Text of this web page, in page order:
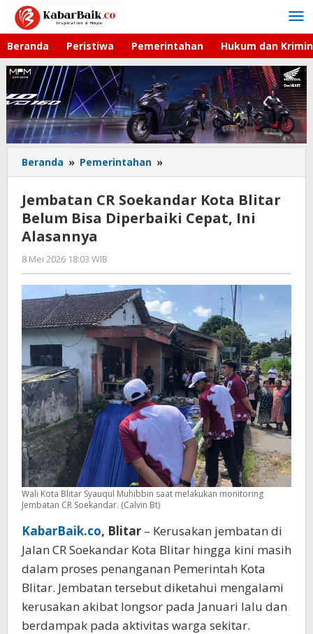
Lewati
konten
Beranda Peristiwa Pemerintahan Hukum dan
Beranda » Pemerintahan »
CR
Soekandar
Kota
Blitar
Alasannya
Jembatan CR Soekandar Kota Blitar
Belum Bisa Diperbaiki Cepat, Ini
Alasannya
8 Mei 2026 18:03 WIB
Andika
DP
Wali Kota Blitar Syauqul Muhibbin saat melakukan monitoring
Jembatan CR Soekandar. (Calvin Bt)
KabarBaik.co, Blitar – Kerusakan jembatan di
Jalan CR Soekandar Kota Blitar hingga kini masih
dalam proses penanganan Pemerintah Kota
Blitar. Jembatan tersebut diketahui mengalami
kerusakan akibat longsor pada Januari lalu dan
berdampak pada aktivitas warga sekitar.